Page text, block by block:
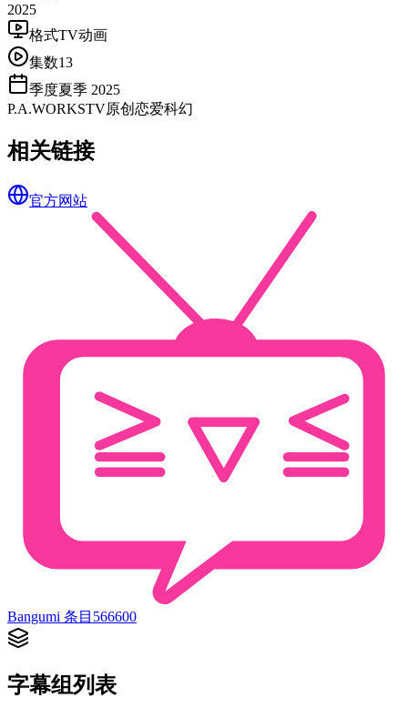
2025
格式TV动画
集数13
季度夏季 2025
P.A.WORKSTV原创 恋爱科幻
相关链接
官方网站
Bangumi 条目 566600
字幕组列表